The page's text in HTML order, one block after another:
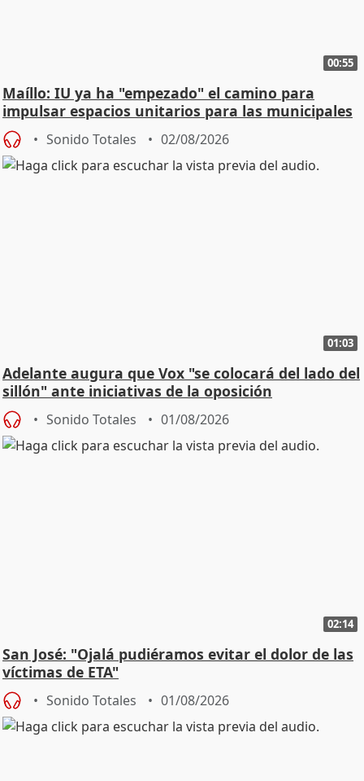
00:55
Maíllo: IU ya ha "empezado" el camino para
impulsar espacios unitarios para las municipales
Sonido Totales 02/08/2026
01:03
Adelante augura que Vox "se colocará del lado del
sillón" ante iniciativas de la oposición
Sonido Totales 01/08/2026
02:14
San José: "Ojalá pudiéramos evitar el dolor de las
víctimas de ETA"
Sonido Totales 01/08/2026